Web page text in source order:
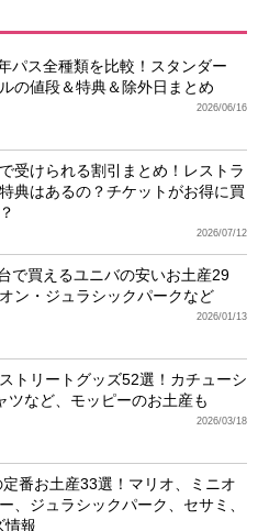
パス全種類を比較！スタンダー
の値段＆特典＆除外日まとめ
2026/06/16
受けられる割引まとめ！レストラ
典はあるの？チケットがお得に買
2026/07/12
で買えるユニバの安いお土産29
ン・ジュラシックパークなど
2026/01/13
トリートグッズ52選！カチューシ
ツなど、モッピーのお土産も
2026/03/18
定番お土産33選！マリオ、ミニオ
、ジュラシックパーク、セサミ、
情報